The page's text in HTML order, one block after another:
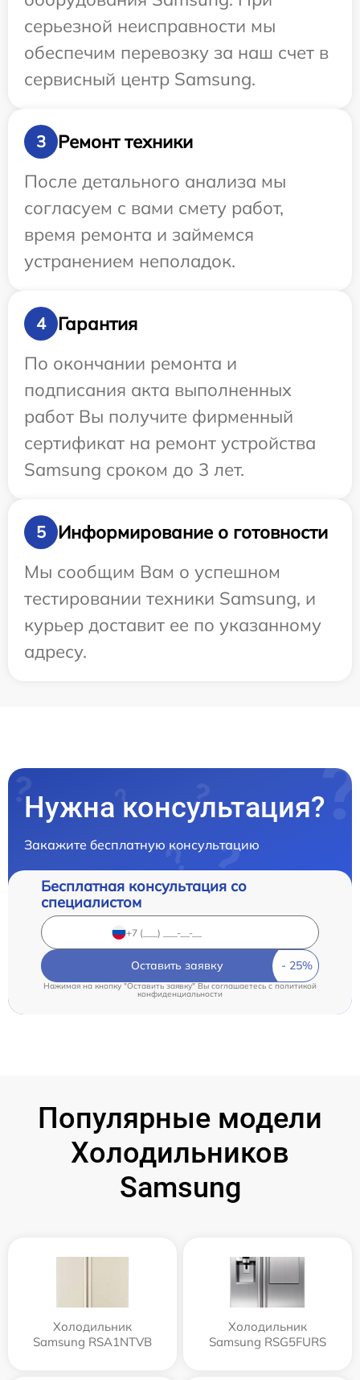
серьезной неисправности мы
обеспечим перевозку за наш счет в
сервисный центр Samsung.
3
Ремонт техники
После детального анализа мы
согласуем с вами смету работ,
время ремонта и займемся
устранением неполадок.
4
Гарантия
По окончании ремонта и
подписания акта выполненных
работ Вы получите фирменный
сертификат на ремонт устройства
Samsung сроком до 3 лет.
5
Информирование о готовности
Мы сообщим Вам о успешном
тестировании техники Samsung, и
курьер доставит ее по указанному
адресу.
Нужна консультация?
Закажите бесплатную консультацию
Бесплатная консультация со
специалистом
Оставить заявку
Нажимая на кнопку "Оставить заявку" Вы соглашаетесь c политикой
конфиденциальности
Популярные модели
Холодильников
Samsung
Холодильник
Samsung RSA1NTVB
Холодильник
Samsung RSG5FURS